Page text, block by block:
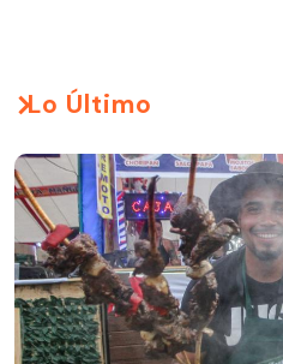
Lo Último